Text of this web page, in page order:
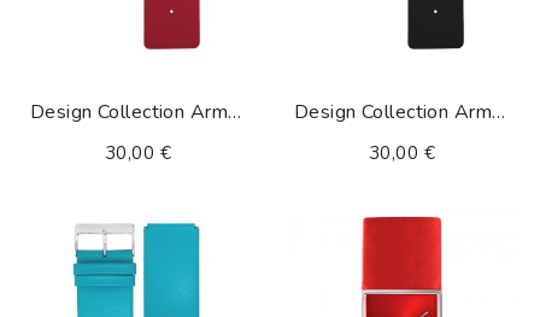
Design Collection Armband Rot
30,00 €
Design Collection Armband Schwarz
30,00 €